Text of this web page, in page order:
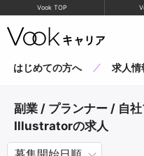
Vook TOP
はじめての方へ 求人情
副業 / プランナー / 自
Illustratorの求人